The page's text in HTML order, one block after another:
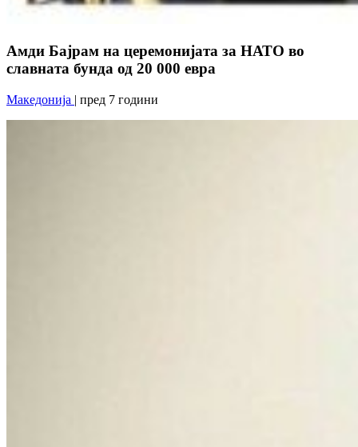
Амди Бајрам на церемонијата за НАТО во
славната бунда од 20 000 евра
Македонија | пред 7 години